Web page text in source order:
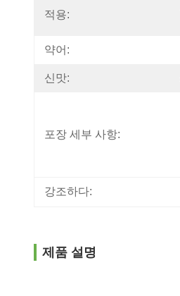
적용:
약어:
신맛:
포장 세부 사항:
강조하다:
제품 설명